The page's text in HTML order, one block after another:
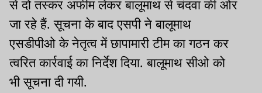
से दो तस्कर अफीम लेकर बालूमाथ से चंदवा की ओर
जा रहे हैं. सूचना के बाद एसपी ने बालूमाथ
एसडीपीओ के नेतृत्व में छापामारी टीम का गठन कर
त्वरित कार्रवाई का निर्देश दिया. बालूमाथ सीओ को
भी सूचना दी गयी.